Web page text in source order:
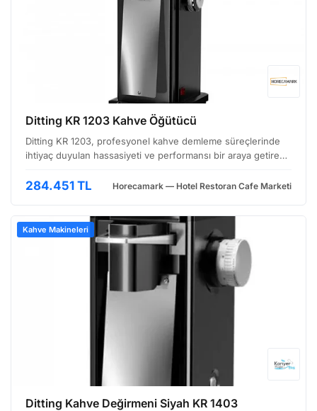
Ditting KR 1203 Kahve Öğütücü
Ditting KR 1203, profesyonel kahve demleme süreçlerinde
ihtiyaç duyulan hassasiyeti ve performansı bir araya getiren,
kullanıma uygun tasarlanmış bu cihaz, baris…
284.451 TL Horecamark — Hotel Restoran Cafe Marketi
Kahve Makineleri
Ditting Kahve Değirmeni Siyah KR 1403